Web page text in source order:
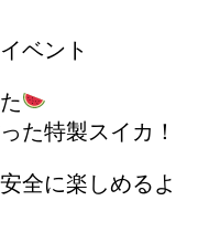
ベント
た特製スイカ！
全に楽しめるよ